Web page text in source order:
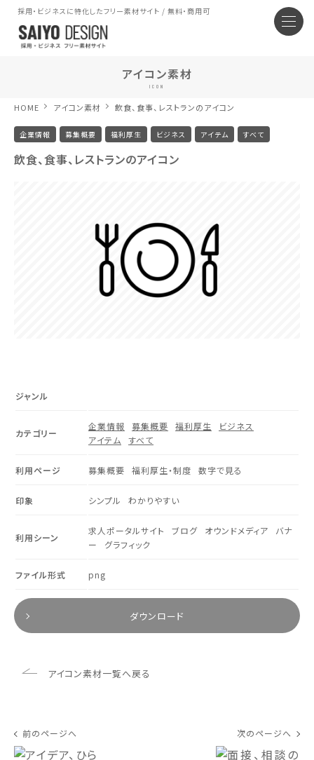
採用・ビジネスに特化したフリー素材サイト / 無料・商用可
アイコン素材
ICON
HOME アイコン素材 飲食、食事、レストランのアイコン
企業情報 募集概要 福利厚生 ビジネス アイテム すべて
飲食、食事、レストランのアイコン
ジャンル
カテゴリー
企業情報 募集概要 福利厚生
ビジネス
アイテム
すべて
利用ページ 募集概要 福利厚生・制度 数字で見る
印象 シンプル わかりやすい
利用シーン
求人ポータルサイト ブログ オウンドメディア
バナ
ー
グラフィック
ファイル形式 png
ダウンロード
アイコン素材一覧へ戻る
前のページへ 次のページへ